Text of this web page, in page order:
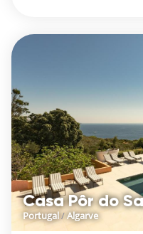
Casa Pôr do
Portugal/Algarve